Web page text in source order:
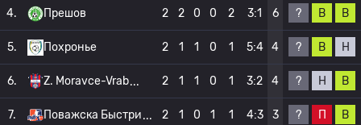
4. Прешов 2 2 0 0 2 3:1 6 ? В В
5. Похронье 2 1 1 0 1 5:4 4 ? В Н
6. Z. Moravce-Vrab 2 1 1 0 1 3:2 4 ? Н В
7. Поважска Быстри 2 1 0 1 1 4:3 3 ? П В